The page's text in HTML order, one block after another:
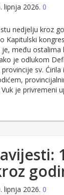
lipnja 2026. 0
nedjelju kroz
Kapitulski
među ostalima
je odlukom
sv.
je privremeni
lipnja 2026. 0